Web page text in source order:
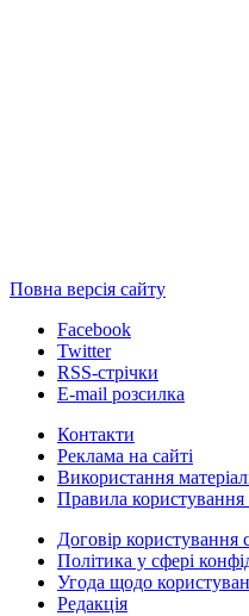
Повна версія сайту
Facebook
Twitter
RSS-стрічки
E-mail розсилка
Контакти
Реклама на сайті
Використання
Правила користування
Договір користування
Політика у сфері
Угода щодо
Редакція